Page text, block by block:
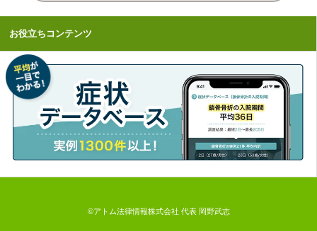
お役立ちコンテンツ
©アトム法律情報株式会社 代表 岡野武志